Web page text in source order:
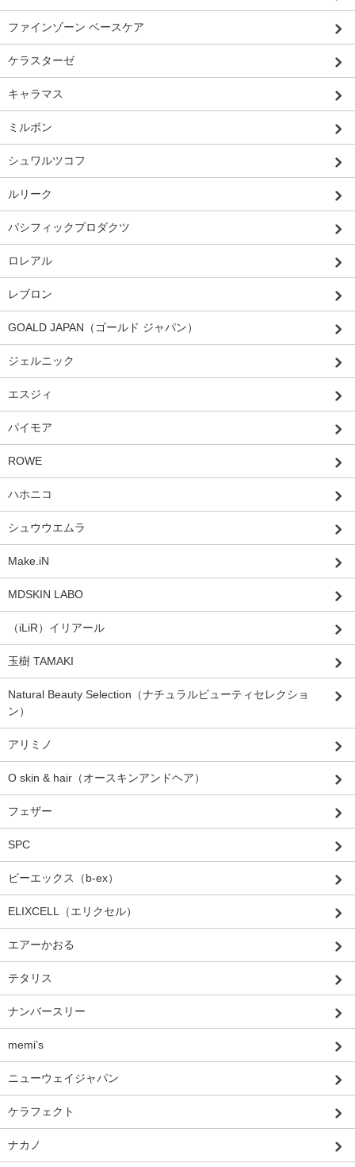
ファインゾーン ベースケア
ケラスターゼ
キャラマス
ミルボン
シュワルツコフ
ルリーク
パシフィックプロダクツ
ロレアル
レブロン
GOALD JAPAN（ゴールド ジャパン）
ジェルニック
エスジィ
パイモア
ROWE
ハホニコ
シュウウエムラ
Make.iN
MDSKIN LABO
（iLiR）イリアール
玉樹 TAMAKI
Natural Beauty Selection（ナチュラルビューティセレクショ
ン）
アリミノ
O skin & hair（オースキンアンドヘア）
フェザー
SPC
ビーエックス（b-ex）
ELIXCELL（エリクセル）
エアーかおる
テタリス
ナンバースリー
memi’s
ニューウェイジャパン
ケラフェクト
ナカノ